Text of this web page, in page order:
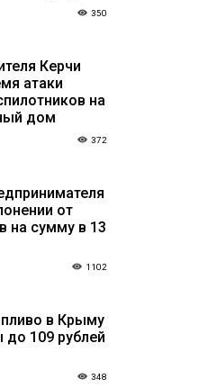
350
Керчи
атаки
на
дом
372
от
на сумму в 13
1102
в Крыму
до 109 рублей
348